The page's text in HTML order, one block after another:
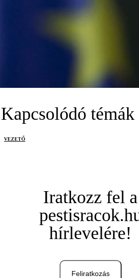
Kapcsolódó témák
VEZETŐ
Iratkozz fel a
hírlevelére!
Feliratkozás